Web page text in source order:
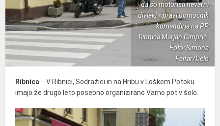
da so motoristi nevarni
divjaki,« pravi pomočnik
komandirja na PP
Ribnica Marjan Cimprič.
Foto: Simona
Fajfar/Delo
Ribnica − V Ribnici, Sodražici in na Hribu v Loškem Potoku
imajo že drugo leto posebno organizirano Varno pot v šolo.